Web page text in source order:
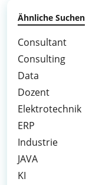
Ähnliche Suchen
Consultant
Consulting
Data
Dozent
Elektrotechnik
ERP
Industrie
JAVA
KI